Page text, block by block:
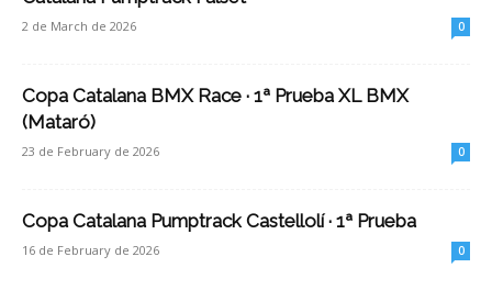
2 de March de 2026 0
Copa Catalana BMX Race · 1ª Prueba XL BMX
(Mataró)
23 de February de 2026 0
Copa Catalana Pumptrack Castellolí · 1ª Prueba
16 de February de 2026 0